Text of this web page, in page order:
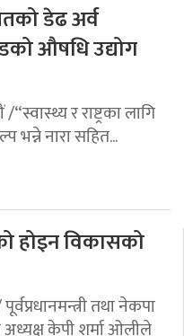
डेढ अर्व
औषधि उद्योग
र राष्ट्रका लागि
नारा सहित...
होइन विकासको
तथा नेकपा
केपी शर्मा ओलीले